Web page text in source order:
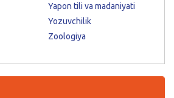
Yapon tili va madaniyati
Yozuvchilik
Zoologiya